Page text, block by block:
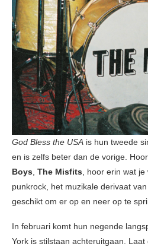
God Bless the USA is hun tweede
en is zelfs beter dan de vorige. Hoor
Boys, The Misfits, hoor erin wat je
punkrock, het muzikale derivaat
geschikt om er op en neer op te
In februari komt hun negende
York is stilstaan achteruitgaan.